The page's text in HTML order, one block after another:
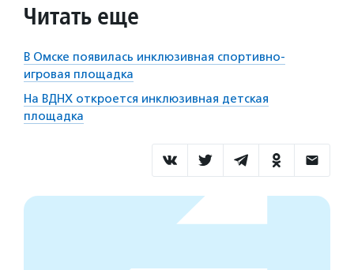
Читать еще
В Омске появилась инклюзивная спортивно-
игровая площадка
На ВДНХ откроется инклюзивная детская
площадка